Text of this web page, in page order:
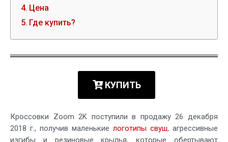
Цена
Где купить?
КУПИТЬ
Кроссовки Zoom 2K поступили в продажу 26 декабря
2018 г., получив маленькие логотипы свуш, агрессивные
изгибы и резиновые крылья, которые обертывают